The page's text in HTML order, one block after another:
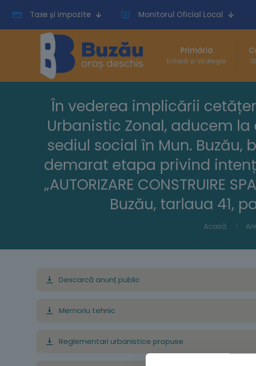
Taxe și impozite Monitorul Oficial Local
Primăria
Echipă și strategie
În vederea implicării
Urbanistic Zonal, aducem la
sediul social în Mun. Buzău,
demarat etapa privind
„AUTORIZARE CONSTRUIRE
Buzău, tarlaua 41,
Acasă
Descarcă anunț public
Memoriu tehnic
Reglementari urbanistice propuse